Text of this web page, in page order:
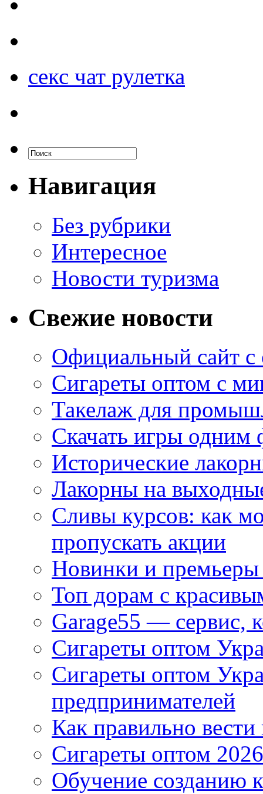
секс чат рулетка
Навигация
Без рубрики
Интересное
Новости туризма
Свежие новости
Официальный сайт
Сигареты оптом с
Такелаж для
Скачать игры одним
Исторические
Лакорны на
Сливы курсов: как
пропускать акции
Новинки и
Топ дорам с
Garage55 — сервис,
Сигареты оптом
Сигареты оптом
предпринимателей
Как правильно
Сигареты оптом
Обучение созданию